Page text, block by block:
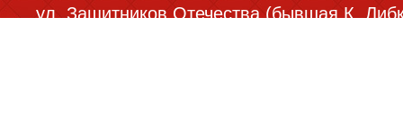
ул. Защитников Отечества (бывшая К.